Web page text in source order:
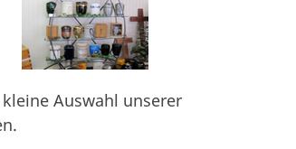
kleine Auswahl unserer